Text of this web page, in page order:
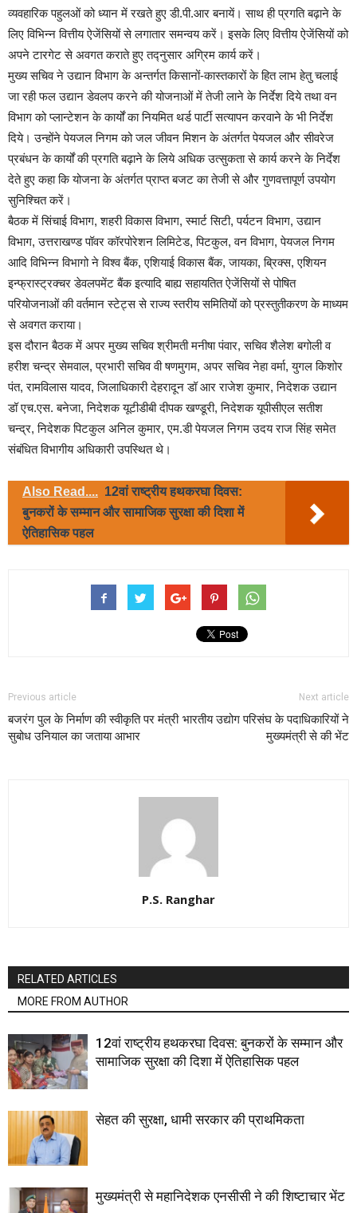
व्यवहारिक पहुलओं को ध्यान में रखते हुए डी.पी.आर बनायें। साथ ही प्रगति बढ़ाने के
लिए विभिन्न वित्तीय ऐजेंसियों से लगातार समन्वय करें। इसके लिए वित्तीय ऐजेंसियों को
अपने टारगेट से अवगत कराते हुए तद्नुसार अग्रिम कार्य करें।
मुख्य सचिव ने उद्यान विभाग के अन्तर्गत किसानों-कास्तकारों के हित लाभ हेतु चलाई
जा रही फल उद्यान डेवलप करने की योजनाओं में तेजी लाने के निर्देश दिये तथा वन
विभाग को प्लान्टेशन के कार्यों का नियमित थर्ड पार्टी सत्यापन करवाने के भी निर्देश
दिये। उन्होंने पेयजल निगम को जल जीवन मिशन के अंतर्गत पेयजल और सीवरेज
प्रबंधन के कार्यों की प्रगति बढ़ाने के लिये अधिक उत्सुकता से कार्य करने के निर्देश
देते हुए कहा कि योजना के अंतर्गत प्राप्त बजट का तेजी से और गुणवत्तापूर्ण उपयोग
सुनिश्चित करें।
बैठक में सिंचाई विभाग, शहरी विकास विभाग, स्मार्ट सिटी, पर्यटन विभाग, उद्यान
विभाग, उत्तराखण्ड पॉवर कॉरपोरेशन लिमिटेड, पिटकुल, वन विभाग, पेयजल निगम
आदि विभिन्न विभागो ने विश्व बैंक, एशियाई विकास बैंक, जायका, ब्रिक्स, एशियन
इन्फ्रास्ट्रक्चर डेवलपमेंट बैंक इत्यादि बाह्य सहायतित ऐजेंसियों से पोषित
परियोजनाओं की वर्तमान स्टेट्स से राज्य स्तरीय समितियों को प्रस्तुतीकरण के माध्यम
से अवगत कराया।
इस दौरान बैठक में अपर मुख्य सचिव श्रीमती मनीषा पंवार, सचिव शैलेश बगोली व
हरीश चन्द्र सेमवाल, प्रभारी सचिव वी षणमुगम, अपर सचिव नेहा वर्मा, युगल किशोर
पंत, रामविलास यादव, जिलाधिकारी देहरादून डॉ आर राजेश कुमार, निदेशक उद्यान
डॉ एच.एस. बनेजा, निदेशक यूटीडीबी दीपक खण्डूरी, निदेशक यूपीसीएल सतीश
चन्द्र, निदेशक पिटकुल अनिल कुमार, एम.डी पेयजल निगम उदय राज सिंह समेत
संबंधित विभागीय अधिकारी उपस्थित थे।
Also Read.... 12वां राष्ट्रीय हथकरघा दिवस:
बुनकरों के सम्मान और सामाजिक सुरक्षा की दिशा में
ऐतिहासिक पहल
Previous article
बजरंग पुल के निर्माण की स्वीकृति पर मंत्री
सुबोध उनियाल का जताया आभार
Next article
भारतीय उद्योग परिसंघ के पदाधिकारियों ने
मुख्यमंत्री से की भेंट
P.S. Ranghar
RELATED ARTICLES
MORE FROM AUTHOR
12वां राष्ट्रीय हथकरघा दिवस: बुनकरों के सम्मान और
सामाजिक सुरक्षा की दिशा में ऐतिहासिक पहल
सेहत की सुरक्षा, धामी सरकार की प्राथमिकता
मुख्यमंत्री से महानिदेशक एनसीसी ने की शिष्टाचार भेंट